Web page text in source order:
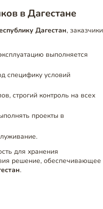
в Дагестане
Дагестан, заказчики
выполняется
специфику условий
строгий контроль на всех
проекты в
для хранения
решение, обеспечивающее
.